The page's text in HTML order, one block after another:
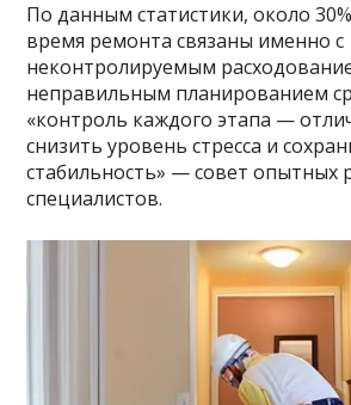
По данным статистики, около
время ремонта связаны именно с
неконтролируемым
неправильным планированием
«контроль каждого этапа —
снизить уровень стресса и
стабильность» — совет опытных
специалистов.